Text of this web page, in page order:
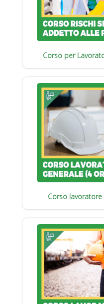
Corso per
Corso lavoratore